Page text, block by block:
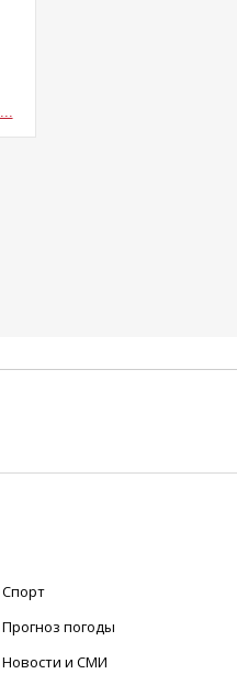
Спорт
Прогноз погоды
Новости и СМИ